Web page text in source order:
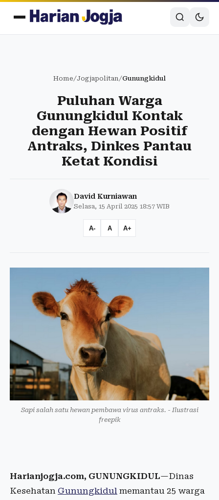
Home/Jogjapolitan/Gunungkidul
Puluhan Warga
Gunungkidul Kontak
dengan Hewan Positif
Antraks, Dinkes Pantau
Ketat Kondisi
David Kurniawan
Selasa, 15 April 2025 18:57 WIB
A- A A+
Sapi salah satu hewan pembawa virus antraks. - Ilustrasi
freepik
Harianjogja.com, GUNUNGKIDUL—Dinas
Kesehatan Gunungkidul memantau 25 warga